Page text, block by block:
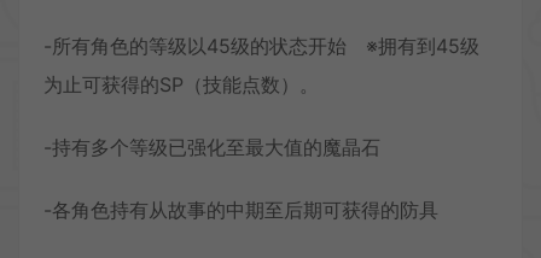
-所有角色的等级以45级的状态开始 ※拥有到45级
为止可获得的SP（技能点数）。
-持有多个等级已强化至最大值的魔晶石
-各角色持有从故事的中期至后期可获得的防具